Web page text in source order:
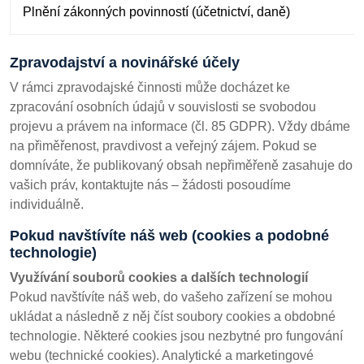
Plnění zákonných povinností (účetnictví, daně)
Zpravodajství a novinářské účely
V rámci zpravodajské činnosti může docházet ke
zpracování osobních údajů v souvislosti se svobodou
projevu a právem na informace (čl. 85 GDPR). Vždy dbáme
na přiměřenost, pravdivost a veřejný zájem. Pokud se
domníváte, že publikovaný obsah nepřiměřeně zasahuje do
vašich práv, kontaktujte nás – žádosti posoudíme
individuálně.
Pokud navštívíte náš web (cookies a podobné
technologie)
Využívání souborů cookies a dalších technologií
Pokud navštívíte náš web, do vašeho zařízení se mohou
ukládat a následně z něj číst soubory cookies a obdobné
technologie. Některé cookies jsou nezbytné pro fungování
webu (technické cookies). Analytické a marketingové